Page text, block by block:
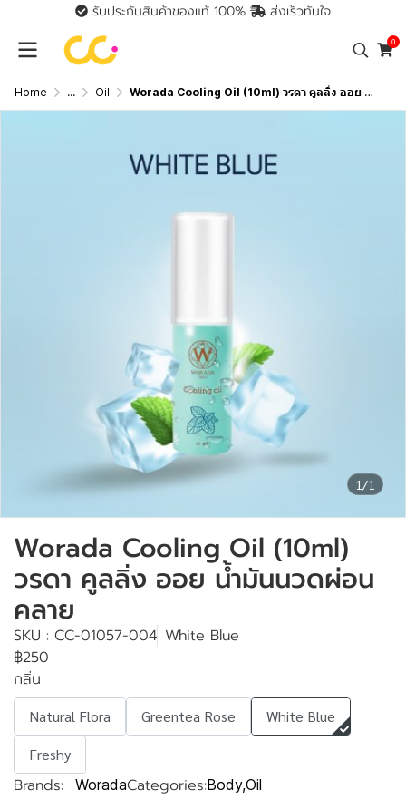
รับประกันสินค้าของแท้ 100% ส่งเร็วทันใจ
0
Home ... Oil Worada Cooling Oil (10ml) วรดา คูลลิ่ง ออย น้ำมันนวดผ่อนคลาย
1/1
Worada Cooling Oil (10ml)
วรดา คูลลิ่ง ออย น้ำมันนวดผ่อน
คลาย
SKU : CC-01057-004 White Blue
฿250
กลิ่น
Natural Flora Greentea Rose
White Blue
Freshy
Brands: WoradaCategories:Body,Oil